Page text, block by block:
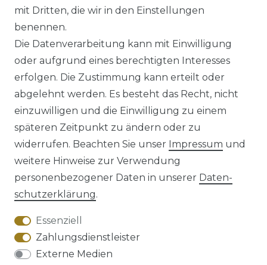
*inkl. ges. MwSt.zzgl. Versandkosten
Impressum Daten­schutz­erklärung
AGB Barrierefreiheitserklärung
mit Dritten, die wir in den Einstellungen
benennen.
Die Datenverarbeitung kann mit Einwilligung
oder aufgrund eines berechtigten Interesses
erfolgen. Die Zustimmung kann erteilt oder
abgelehnt werden. Es besteht das Recht, nicht
einzuwilligen und die Einwilligung zu einem
späteren Zeitpunkt zu ändern oder zu
widerrufen. Beachten Sie unser Impressum und
weitere Hinweise zur Verwendung
personenbezogener Daten in unserer Daten­
schutz­erklärung.
Essenziell
Zahlungsdienstleister
Externe Medien